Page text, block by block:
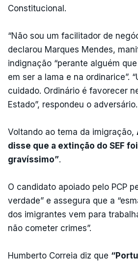
Constitucional.
“Não sou um facilitador de
declarou Marques Mendes,
indignação “perante alguém
em ser a lama e na ordinarice”.
cuidado. Ordinário é favorecer
Estado”, respondeu o adversário.
Voltando ao tema da imigração,
disse que a extinção do SEF
gravíssimo”.
O candidato apoiado pelo PCP
verdade” e assegura que a
dos imigrantes vem para
não cometer crimes”.
Humberto Correia diz que